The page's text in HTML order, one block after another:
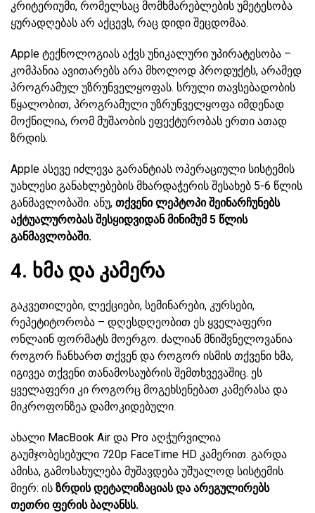
კრიტერიუმი, რომელსაც მომხმარებლების უმეტესობა
ყურადღებას არ აქცევს, რაც დიდი შეცდომაა.
Apple ტექნოლოგიას აქვს უნიკალური უპირატესობა –
კომპანია ავითარებს არა მხოლოდ პროდუქტს, არამედ
პროგრამულ უზრუნველყოფას. სრული თავსებადობის
წყალობით, პროგრამული უზრუნველყოფა იმდენად
მოქნილია, რომ მუშაობის ეფექტურობას ერთი ათად
ზრდის.
Apple ასევე იძლევა გარანტიას ოპერაციული სისტემის
უახლესი განახლებების მხარდაჭერის შესახებ 5-6 წლის
განმავლობაში. ანუ, თქვენი ლეპტოპი შეინარჩუნებს
აქტუალურობას შესყიდვიდან მინიმუმ 5 წლის
განმავლობაში.
4. ხმა და კამერა
გაკვეთილები, ლექციები, სემინარები, კურსები,
რეპეტიტორობა – დღესდღეობით ეს ყველაფერი
ონლაინ ფორმატს მოერგო. ძალიან მნიშვნელოვანია
როგორ ჩანხართ თქვენ და როგორ ისმის თქვენი ხმა,
იგივეა თქვენი თანამოსაუბრის შემთხვევაშიც. ეს
ყველაფერი კი როგორც მოგეხსენებათ კამერასა და
მიკროფონზეა დამოკიდებული.
ახალი MacBook Air და Pro აღჭურვილია
გაუმჯობესებული 720p FaceTime HD კამერით. გარდა
ამისა, გამოსახულება მუშავდება უშუალოდ სისტემის
მიერ: ის ზრდის დეტალიზაციას და არეგულირებს
თეთრი ფერის ბალანსს.